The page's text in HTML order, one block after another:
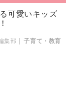
可愛いキッズ
集部 |子育て・教育